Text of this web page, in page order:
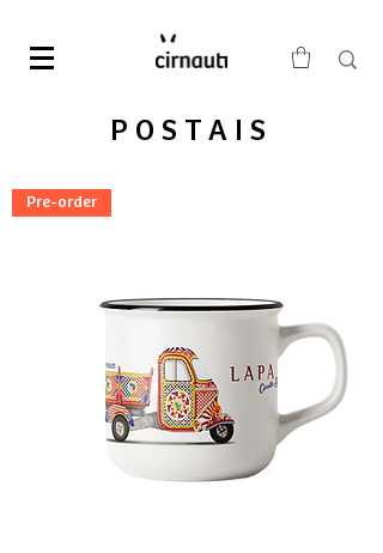
POSTAIS
Pre-order